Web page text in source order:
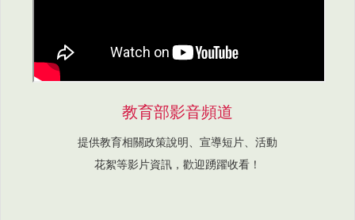
教育部影音頻道
提供教育相關政策說明、宣導短片、活動
花絮等影片資訊，歡迎踴躍收看！